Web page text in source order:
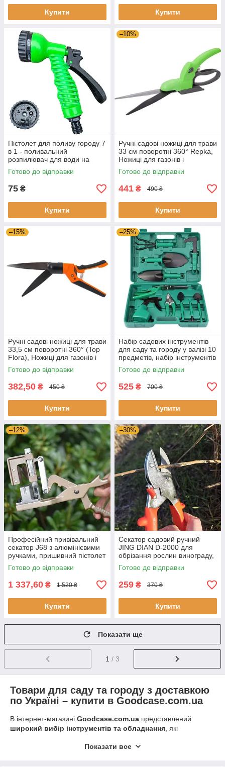
Купити Купити
Пістолет для поливу городу 7
в 1 - поливальний
розпилювач для води на
садовий шланг
Готово до відправки
75 ₴
Купити
–10%
Ручні садові ножиці для трави
33 см поворотні 360° Repka,
Ножиці для газонів і
чагарників
Готово до відправки
441 ₴ 490 ₴
Купити
–15%
Ручні садові ножиці для трави
33,5 см поворотні 360° (Top
Flora), Ножиці для газонів і
чагарників
Готово до відправки
382,50 ₴ 450 ₴
Купити
–25%
Набір садових інструментів
для саду та городу у валізі 10
предметів, набір інструментів
для садівника
Готово до відправки
525 ₴ 700 ₴
Купити
–12%
Професійний привівальний
секатор J68 з алюмінієвими
ручками, пришивний пістолет
металевий
Готово до відправки
1 337,60 ₴ 1 520 ₴
Купити
–30%
Секатор садовий ручний
JING DIAN D-2000 для
обрізання рослин винограду,
дерев і квітів
Готово до відправки
259 ₴ 370 ₴
Купити
Показати ще
1 / 3
Товари для саду та городу з доставкою
по Україні – купити в Goodcase.com.ua
В інтернет-магазині Goodcase.com.ua представлений
широкий вибір інструментів та обладнання , які
зекономлять ваш час і зроблять роботу набагато
Показати все